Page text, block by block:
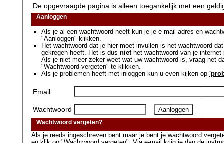
De opgevraagde pagina is alleen toegankelijk met een
Aanloggen
Als je al een wachtwoord heeft kun je je e-mail-adres en
"Aanloggen" klikken.
Het wachtwoord dat je hier moet invullen is het wachtwoord
gekregen heeft. Het is dus niethet wachtwoord van je
Als je niet meer zeker weet wat uw wachtwoord is, vraag het
"Wachtwoord vergeten" te klikken.
Als je problemen heeft met inloggen kun u even kijken op
Email
Wachtwoord
Wachtwoord vergeten?
Als je reeds ingeschreven bent maar je bent je wachtwoord